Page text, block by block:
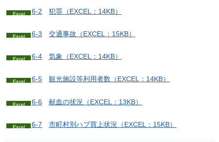
6-2 犯罪（EXCEL：14KB）
6-3 交通事故（EXCEL：15KB）
6-4 気象（EXCEL：14KB）
6-5 観光施設等利用者数（EXCEL：14KB）
6-6 献血の状況（EXCEL：13KB）
6-7 市町村別ハブ買上状況（EXCEL：15KB）